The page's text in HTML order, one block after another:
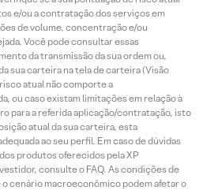
e/ou a contratação dos serviços em
de volume, concentração e/ou
Você pode consultar essas
da transmissão da sua ordem ou,
sua carteira na tela de carteira (Visão
atual não comporte a
ou caso existam limitações em relação à
para a referida aplicação/contratação, isto
atual da sua carteira, esta
ao seu perfil. Em caso de dúvidas
produtos oferecidos pela XP
consulte o FAQ. As condições de
cenário macroeconômico podem afetar o